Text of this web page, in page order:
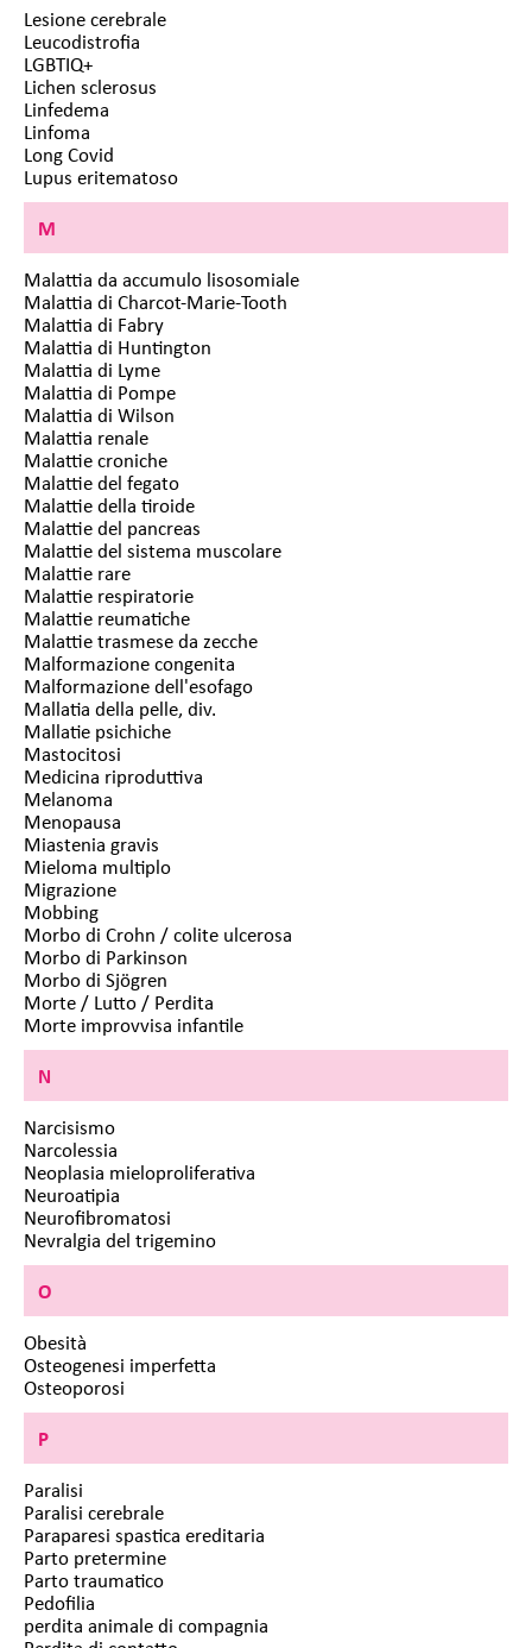
Lesione cerebrale
Leucodistrofia
LGBTIQ+
Lichen sclerosus
Linfedema
Linfoma
Long Covid
Lupus eritematoso
M
Malattia da accumulo lisosomiale
Malattia di Charcot-Marie-Tooth
Malattia di Fabry
Malattia di Huntington
Malattia di Lyme
Malattia di Pompe
Malattia di Wilson
Malattia renale
Malattie croniche
Malattie del fegato
Malattie della tiroide
Malattie del pancreas
Malattie del sistema muscolare
Malattie rare
Malattie respiratorie
Malattie reumatiche
Malattie trasmese da zecche
Malformazione congenita
Malformazione dell'esofago
Mallatia della pelle, div.
Mallatie psichiche
Mastocitosi
Medicina riproduttiva
Melanoma
Menopausa
Miastenia gravis
Mieloma multiplo
Migrazione
Mobbing
Morbo di Crohn / colite ulcerosa
Morbo di Parkinson
Morbo di Sjögren
Morte / Lutto / Perdita
Morte improvvisa infantile
N
Narcisismo
Narcolessia
Neoplasia mieloproliferativa
Neuroatipia
Neurofibromatosi
Nevralgia del trigemino
O
Obesità
Osteogenesi imperfetta
Osteoporosi
P
Paralisi
Paralisi cerebrale
Paraparesi spastica ereditaria
Parto pretermine
Parto traumatico
Pedofilia
perdita animale di compagnia